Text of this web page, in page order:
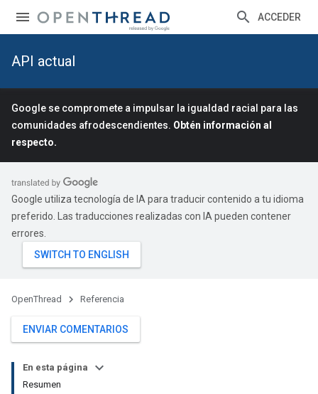
ACCEDER
API actual
Google se compromete a impulsar la igualdad racial para las
comunidades afrodescendientes. Obtén información al
respecto.
Google utiliza tecnología de IA para traducir contenido a tu idioma
preferido. Las traducciones realizadas con IA pueden contener
errores.
OpenThread Referencia
ENVIAR COMENTARIOS
En esta página
Resumen